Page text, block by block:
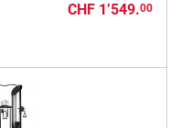
CHF 1’549.00